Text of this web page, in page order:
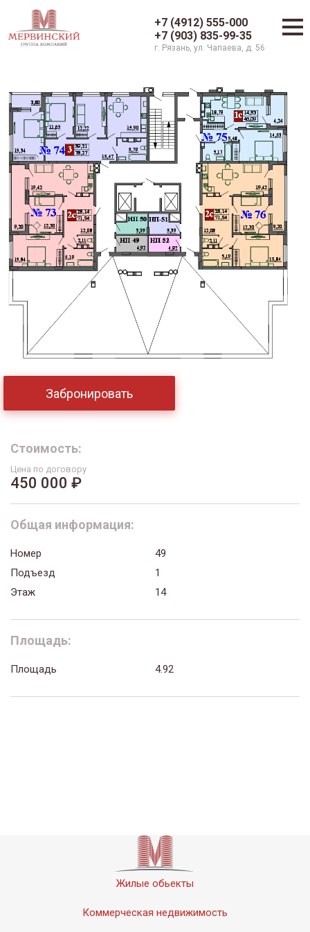
+7 (4912) 555-000
+7 (903) 835-99-35
г. Рязань, ул. Чапаева, д. 56
Забронировать
Стоимость:
Цена по договору
450 000 ₽
Общая информация:
Номер
49
Подъезд
1
Этаж
14
Площадь:
Площадь 4.92
Жилые обьекты
Коммерческая недвижимость